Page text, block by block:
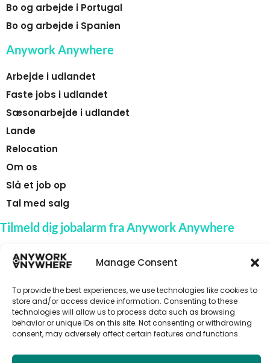
Manage Consent
To provide the best experiences, we use technologies like cookies to
store and/or access device information. Consenting to these
technologies will allow us to process data such as browsing
behavior or unique IDs on this site. Not consenting or withdrawing
consent, may adversely affect certain features and functions.
Bo og arbejde i Portugal
Bo og arbejde i Spanien
Anywork Anywhere
Arbejde i udlandet
Faste jobs i udlandet
Sæsonarbejde i udlandet
Lande
Relocation
Om os
Slå et job op
Tal med salg
Tilmeld dig jobalarm fra Anywork Anywhere
🌞 MODTAG JOBADVARSLER